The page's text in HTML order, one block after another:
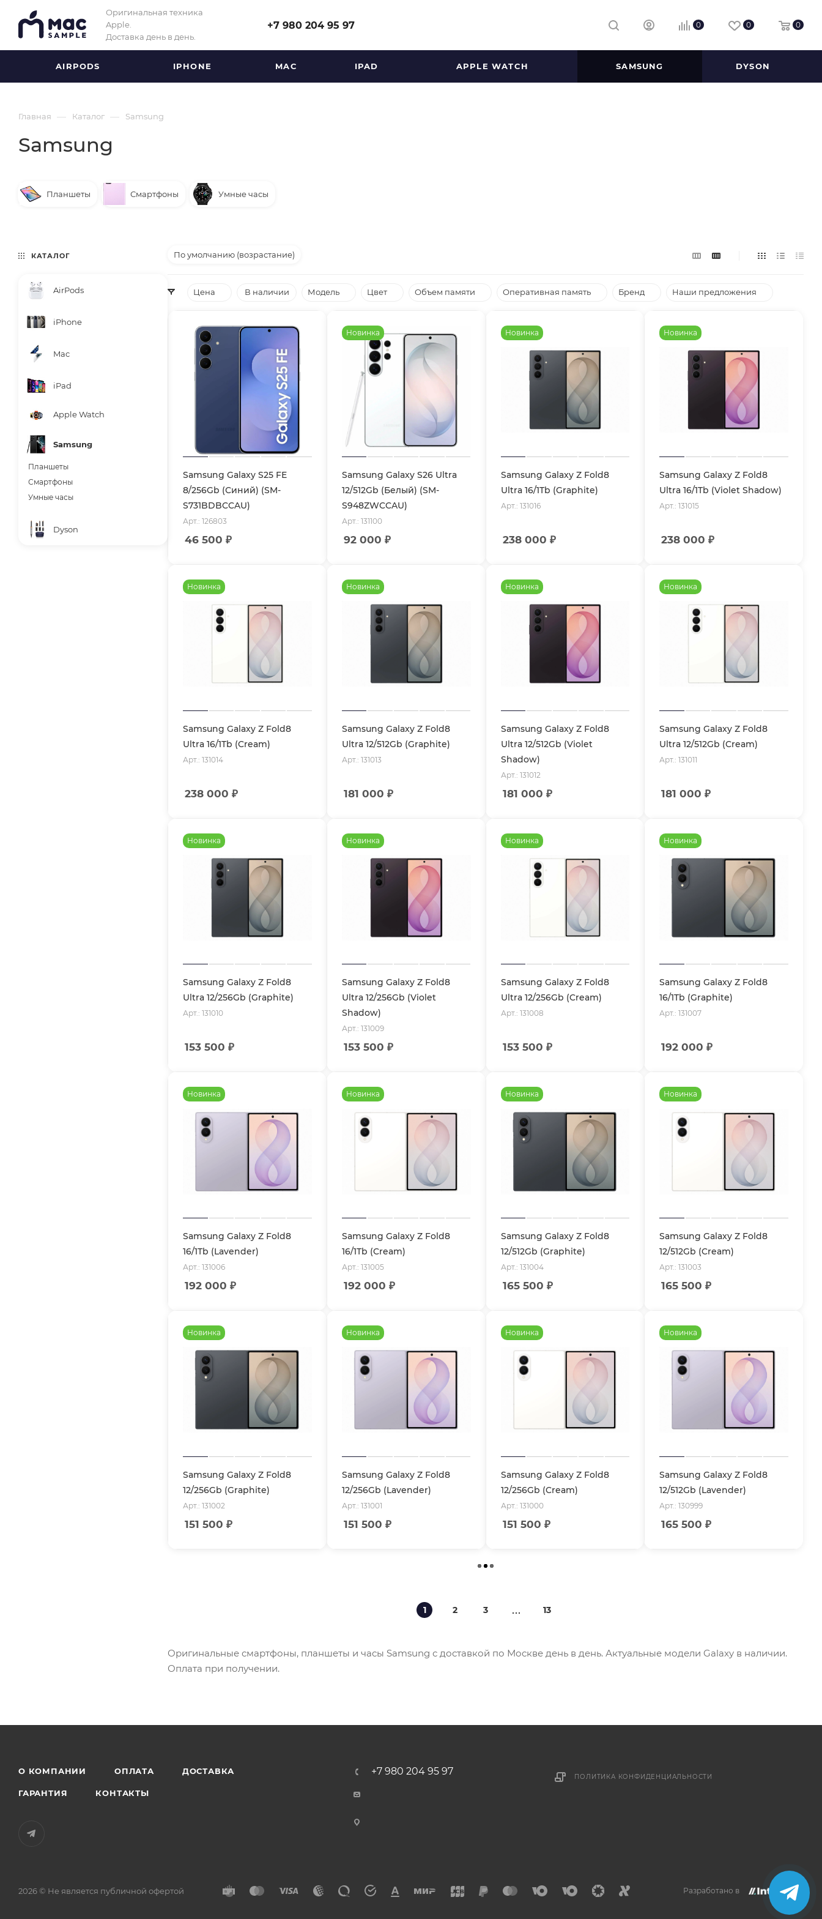
Оригинальная техника
Apple.
Доставка день в день.
+7 980 204 95 97 0 0 0
AIRPODS IPHONE MAC IPAD APPLE WATCH SAMSUNG DYSON
Главная — Каталог — Samsung
Samsung
Планшеты Смартфоны Умные часы
По умолчанию (возрастание)
Цена В наличии Модель Цвет Объем памяти Оперативная память Бренд Наши предложения
Samsung Galaxy S25 FE
8/256Gb (Синий) (SM-
S731BDBCCAU)
Арт.: 126803
46 500 ₽
Новинка
Samsung Galaxy S26 Ultra
12/512Gb (Белый) (SM-
S948ZWCCAU)
Арт.: 131100
92 000 ₽
Новинка
Samsung Galaxy Z Fold8
Ultra 16/1Tb (Graphite)
Арт.: 131016
238 000 ₽
Новинка
Samsung Galaxy Z Fold8
Ultra 16/1Tb (Violet Shadow)
Арт.: 131015
238 000 ₽
Новинка
Samsung Galaxy Z Fold8
Ultra 16/1Tb (Cream)
Арт.: 131014
238 000 ₽
Новинка
Samsung Galaxy Z Fold8
Ultra 12/512Gb (Graphite)
Арт.: 131013
181 000 ₽
Новинка
Samsung Galaxy Z Fold8
Ultra 12/512Gb (Violet
Shadow)
Арт.: 131012
181 000 ₽
Новинка
Samsung Galaxy Z Fold8
Ultra 12/512Gb (Cream)
Арт.: 131011
181 000 ₽
Новинка
Samsung Galaxy Z Fold8
Ultra 12/256Gb (Graphite)
Арт.: 131010
153 500 ₽
Новинка
Samsung Galaxy Z Fold8
Ultra 12/256Gb (Violet
Shadow)
Арт.: 131009
153 500 ₽
Новинка
Samsung Galaxy Z Fold8
Ultra 12/256Gb (Cream)
Арт.: 131008
153 500 ₽
Новинка
Samsung Galaxy Z Fold8
16/1Tb (Graphite)
Арт.: 131007
192 000 ₽
Новинка
Samsung Galaxy Z Fold8
16/1Tb (Lavender)
Арт.: 131006
192 000 ₽
Новинка
Samsung Galaxy Z Fold8
16/1Tb (Cream)
Арт.: 131005
192 000 ₽
Новинка
Samsung Galaxy Z Fold8
12/512Gb (Graphite)
Арт.: 131004
165 500 ₽
Новинка
Samsung Galaxy Z Fold8
12/512Gb (Cream)
Арт.: 131003
165 500 ₽
Новинка
Samsung Galaxy Z Fold8
12/256Gb (Graphite)
Арт.: 131002
151 500 ₽
Новинка
Samsung Galaxy Z Fold8
12/256Gb (Lavender)
Арт.: 131001
151 500 ₽
Новинка
Samsung Galaxy Z Fold8
12/256Gb (Cream)
Арт.: 131000
151 500 ₽
Новинка
Samsung Galaxy Z Fold8
12/512Gb (Lavender)
Арт.: 130999
165 500 ₽
1 2 3 13
Оригинальные смартфоны, планшеты и часы Samsung с доставкой по Москве день в день. Актуальные модели Galaxy в наличии.
Оплата при получении.
КАТАЛОГ
AirPods
iPhone
Mac
iPad
Apple Watch
Samsung
Планшеты
Смартфоны
Умные часы
Dyson
О КОМПАНИИ ОПЛАТА ДОСТАВКА
ГАРАНТИЯ КОНТАКТЫ
+7 980 204 95 97 ПОЛИТИКА КОНФИДЕНЦИАЛЬНОСТИ
2026 © Не является публичной офертой Разработано в
Получите ответ прямо